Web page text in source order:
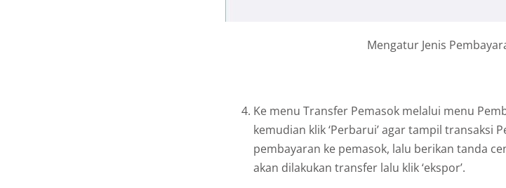
Mengatur Jenis
Ke menu Transfer Pemasok melalui menu
kemudian klik ‘Perbarui’ agar tampil transaksi
pembayaran ke pemasok, lalu berikan tanda
akan dilakukan transfer lalu klik ‘ekspor’.